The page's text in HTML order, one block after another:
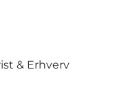
& Erhverv